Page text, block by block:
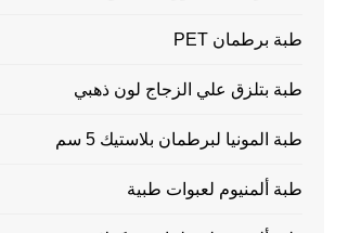
طبة برطمان PET
طبة بتلزق علي الزجاج لون ذهبي
طبة المونيا لبرطمان بلاستيك 5 سم
طبة ألمنيوم لعبوات طبية